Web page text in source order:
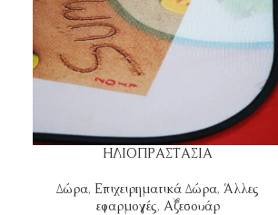
ΗΛΙΟΠΡΑΣΤΑΣΙΑ
Δώρα, Επιχειρηματικά Δώρα,Άλλες
εφαρμογές, Αξεσουάρ